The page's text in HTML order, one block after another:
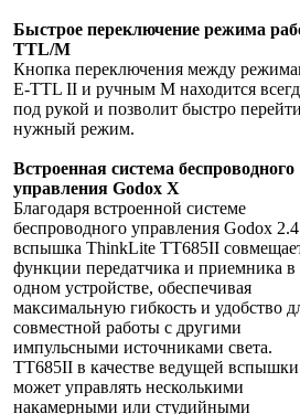
Быстрое переключение режима
TTL/M
Кнопка переключения между
Е-TTL II и ручным M находится
под рукой и позволит быстро
нужный режим.
Встроенная система беспроводного
управления Godox X
Благодаря встроенной системе
беспроводного управления Godox
вспышка ThinkLite TT685II
функции передатчика и приемника в
одном устройстве, обеспечивая
максимальную гибкость и удобство
совместной работы с другими
импульсными источниками света.
TT685II в качестве ведущей вспышки
может управлять несколькими
накамерными или студийными